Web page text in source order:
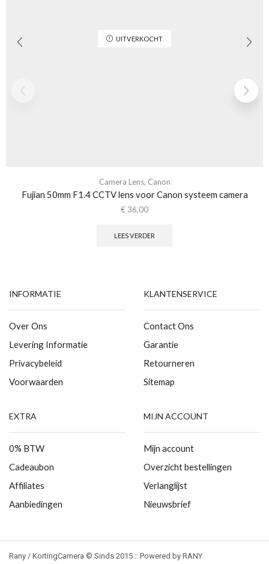
UITVERKOCHT
Camera Lens, Canon
Fujian 50mm F1.4 CCTV lens voor Canon systeem camera
€ 36,00
LEES VERDER
INFORMATIE
Over Ons
Levering Informatie
Privacybeleid
Voorwaarden
KLANTENSERVICE
Contact Ons
Garantie
Retourneren
Sitemap
EXTRA
0% BTW
Cadeaubon
Affiliates
Aanbiedingen
MIJN ACCOUNT
Mijn account
Overzicht bestellingen
Verlanglijst
Nieuwsbrief
Rany / KortingCamera © Sinds 2015 :: Powered by RANY